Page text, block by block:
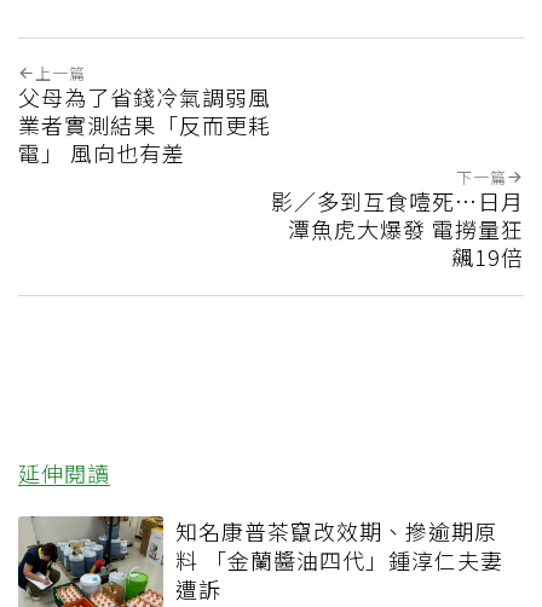
上一篇
父母為了省錢冷氣調弱風
業者實測結果「反而更耗
電」 風向也有差
下一篇
影／多到互食噎死…日月
潭魚虎大爆發 電撈量狂
飆19倍
延伸閱讀
知名康普茶竄改效期、摻逾期原
料 「金蘭醬油四代」鍾淳仁夫妻
遭訴